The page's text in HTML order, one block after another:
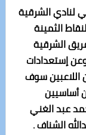
لنادي الشرقية
الثمينة
الشرقية
إستعدادات
اللاعبين سوف
في ظل غياب 5 لاعبين أساسيين
وهم أحمد عبد الغني
الشناف .